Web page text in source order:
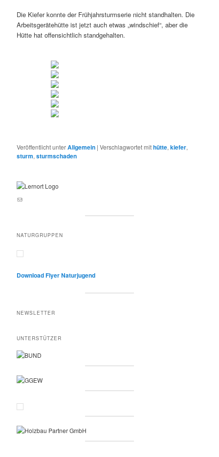
Die Kiefer konnte der Frühjahrsturmserie nicht standhalten. Die
Arbeitsgerätehütte ist jetzt auch etwas „windschief“, aber die
Hütte hat offensichtlich standgehalten.
Veröffentlicht unterAllgemein |Verschlagwortet mithütte,kiefer,
sturm,sturmschaden
E-Mail an lernortnatur@yahoo.de
NATURGRUPPEN
Download Flyer Naturjugend
NEWSLETTER
UNTERSTÜTZER